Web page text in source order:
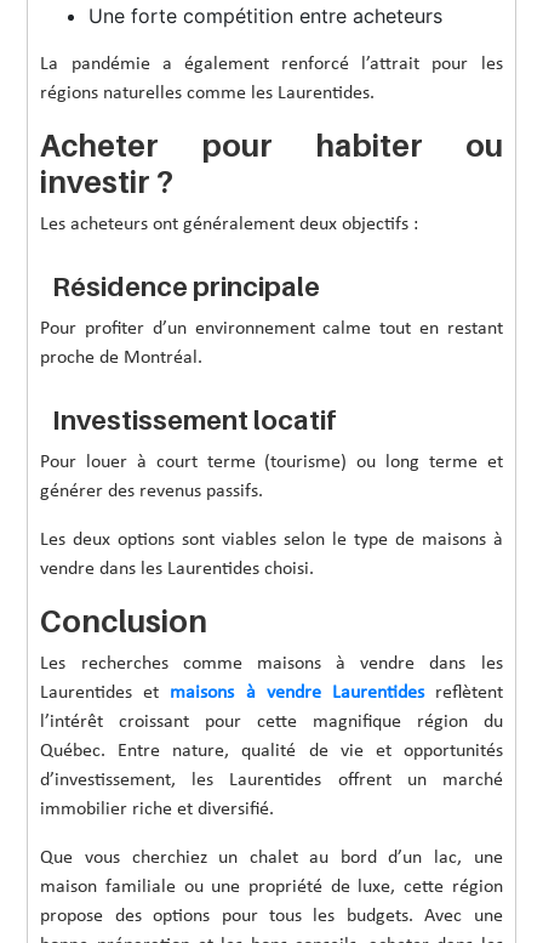
Une forte compétition entre acheteurs
La pandémie a également renforcé l’attrait pour les
régions naturelles comme les Laurentides.
Acheter pour habiter ou
investir ?
Les acheteurs ont généralement deux objectifs :
Résidence principale
Pour profiter d’un environnement calme tout en restant
proche de Montréal.
Investissement locatif
Pour louer à court terme (tourisme) ou long terme et
générer des revenus passifs.
Les deux options sont viables selon le type de maisons à
vendre dans les Laurentides choisi.
Conclusion
Les recherches comme maisons à vendre dans les
Laurentides et
maisons à vendre Laurentidesreflètent
l’intérêt croissant pour cette magnifique région du
Québec. Entre nature, qualité de vie et opportunités
d’investissement, les Laurentides offrent un marché
immobilier riche et diversifié.
Que vous cherchiez un chalet au bord d’un lac, une
maison familiale ou une propriété de luxe, cette région
propose des options pour tous les budgets. Avec une